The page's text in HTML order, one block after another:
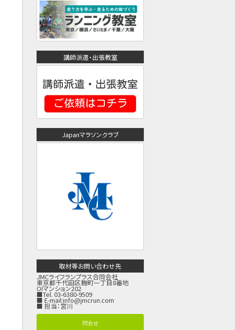
講師派遣・出張教室
Japanマラソンクラブ
取材等お問い合わせ先
JMCライフランプラス合同会社
東京都千代田区麹町一丁目8番地
OIマンション202
■Tel. 03-6380-9509
■ E-mail:info@jmcrun.com
■ 担当：宮川
問合せ